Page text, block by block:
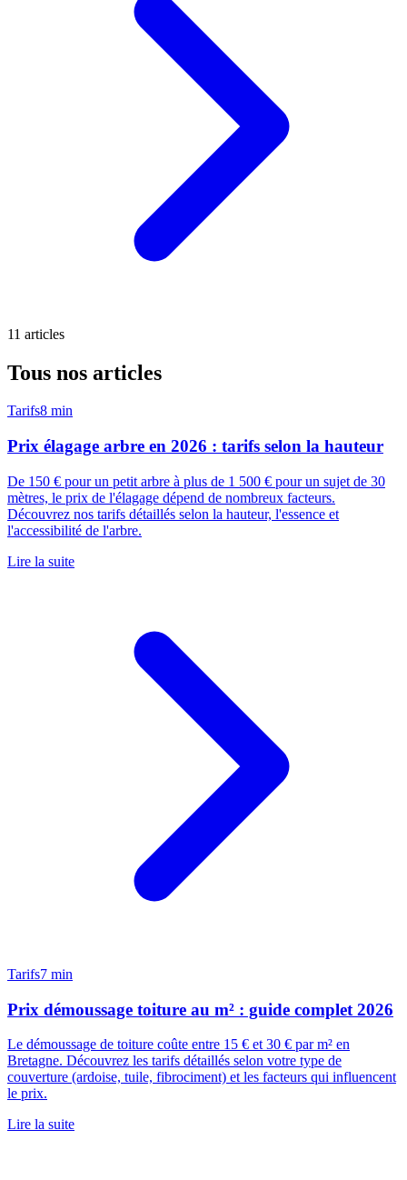
11 articles
Tous nos articles
Tarifs8 min
Prix élagage arbre en 2026 : tarifs selon la hauteur
De 150 € pour un petit arbre à plus de 1 500 € pour un sujet de 30
mètres, le prix de l'élagage dépend de nombreux facteurs.
Découvrez nos tarifs détaillés selon la hauteur, l'essence et
l'accessibilité de l'arbre.
Lire la suite
Tarifs7 min
Prix démoussage toiture au m² : guide complet 2026
Le démoussage de toiture coûte entre 15 € et 30 € par m² en
Bretagne. Découvrez les tarifs détaillés selon votre type de
couverture (ardoise, tuile, fibrociment) et les facteurs qui influencent
le prix.
Lire la suite